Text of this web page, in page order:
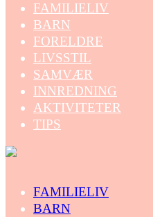
FAMILIELIV
BARN
FORELDRE
LIVSSTIL
SAMVÆR
INNREDNING
AKTIVITETER
TIPS
FAMILIELIV
BARN